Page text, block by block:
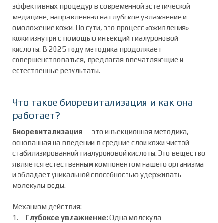
эффективных процедур в современной эстетической
медицине, направленная на глубокое увлажнение и
омоложение кожи. По сути, это процесс «оживления»
кожи изнутри с помощью инъекций гиалуроновой
кислоты. В 2025 году методика продолжает
совершенствоваться, предлагая впечатляющие и
естественные результаты.
Что такое биоревитализация и как она
работает?
Биоревитализация — это инъекционная методика,
основанная на введении в средние слои кожи чистой
стабилизированной гиалуроновой кислоты. Это вещество
является естественным компонентом нашего организма
и обладает уникальной способностью удерживать
молекулы воды.
Механизм действия:
Глубокое увлажнение:Одна молекула